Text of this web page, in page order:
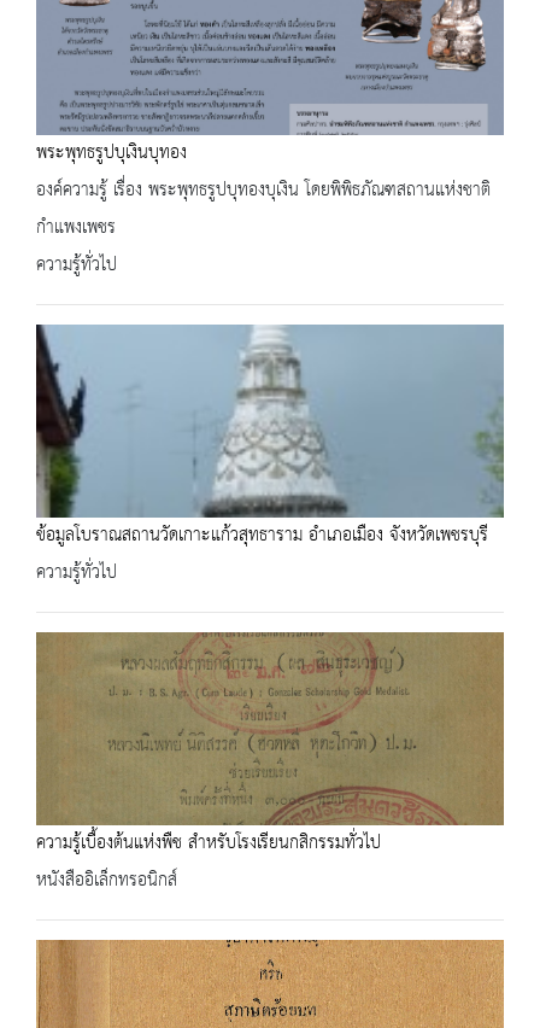
พระพุทธรูปบุเงินบุทอง
องค์ความรู้ เรื่อง พระพุทธรูปบุทองบุเงิน โดยพิพิธภัณฑสถานแห่งชาติ
กำแพงเพชร
ความรู้ทั่วไป
ข้อมูลโบราณสถานวัดเกาะแก้วสุทธาราม อำเภอเมือง จังหวัดเพชรบุรี
ความรู้ทั่วไป
ความรู้เบื้องต้นแห่งพืช สำหรับโรงเรียนกสิกรรมทั่วไป
หนังสืออิเล็กทรอนิกส์